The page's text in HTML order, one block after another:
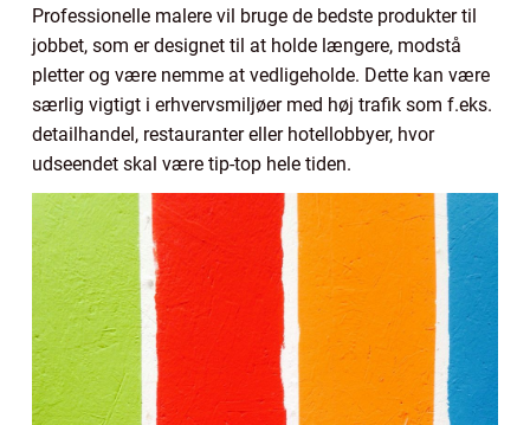
Professionelle malere vil bruge de bedste produkter til
jobbet, som er designet til at holde længere, modstå
pletter og være nemme at vedligeholde. Dette kan være
særlig vigtigt i erhvervsmiljøer med høj trafik som f.eks.
detailhandel, restauranter eller hotellobbyer, hvor
udseendet skal være tip-top hele tiden.